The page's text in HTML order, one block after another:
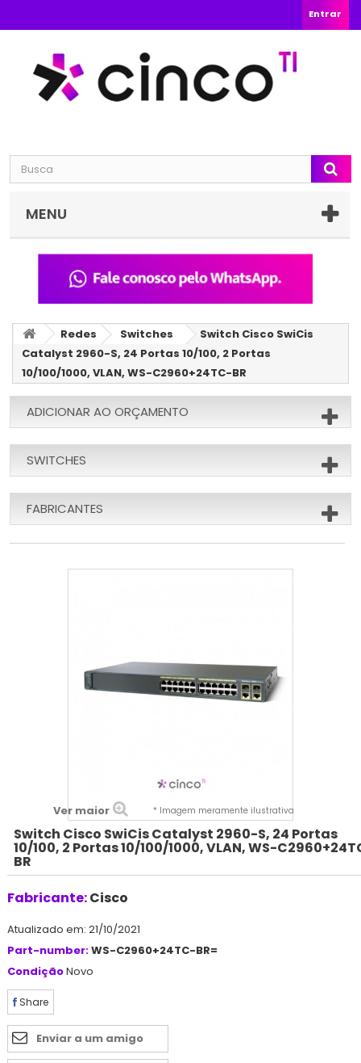
Entrar
MENU
Redes Switches
Switch Cisco SwiCis
Catalyst 2960-S, 24 Portas 10/100, 2 Portas
10/100/1000, VLAN, WS-C2960+24TC-BR
ADICIONAR AO ORÇAMENTO
SWITCHES
FABRICANTES
Ver maior * Imagem meramente ilustrativa
Switch Cisco SwiCis Catalyst 2960-S, 24 Portas
10/100, 2 Portas 10/100/1000, VLAN, WS-
BR
Fabricante:Cisco
Atualizado em: 21/10/2021
Part-number:WS-C2960+24TC-BR=
CondiçãoNovo
Share
Enviar a um amigo